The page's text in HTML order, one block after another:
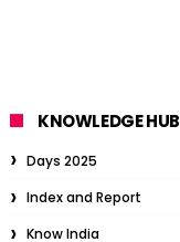
KNOWLEDGE HUB
Days 2025
Index and Report
Know India